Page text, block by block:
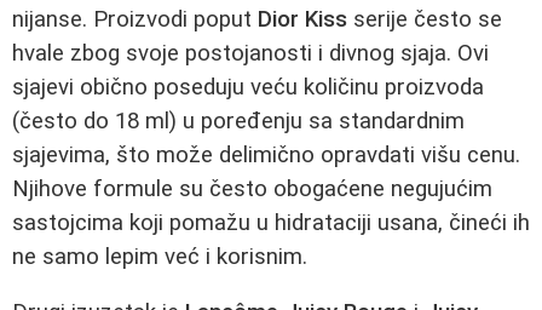
nijanse. Proizvodi poput Dior Kiss serije često se
hvale zbog svoje postojanosti i divnog sjaja. Ovi
sjajevi obično poseduju veću količinu proizvoda
(često do 18 ml) u poređenju sa standardnim
sjajevima, što može delimično opravdati višu cenu.
Njihove formule su često obogaćene negujućim
sastojcima koji pomažu u hidrataciji usana, čineći ih
ne samo lepim već i korisnim.